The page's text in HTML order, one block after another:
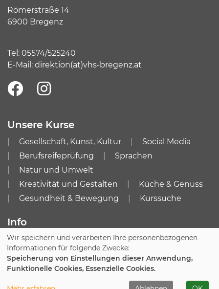
Römerstraße 14
6900 Bregenz
Tel: 05574/525240
E-Mail: direktion(at)vhs-bregenz.at
Unsere Kurse
Gesellschaft, Kunst, Kultur
Social Media
Berufsreifeprüfung
Sprachen
Natur und Umwelt
Kreativität und Gestalten
Küche & Genuss
Gesundheit & Bewegung
Kurssuche
Info
Impressum
AGB
Datenschutzerklärung
Cookie Einstellungen
Wir speichern und verarbeiten Ihre personenbezogenen
Informationen für folgende Zwecke:
Speicherung von Einstellungen dieser Anwendung,
Funktionelle Cookies, Essenzielle Cookies.